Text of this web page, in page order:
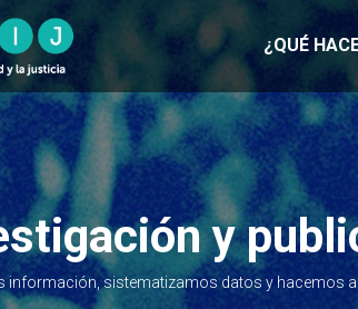
¿QUÉ
y
información, sistematizamos datos y hacemos